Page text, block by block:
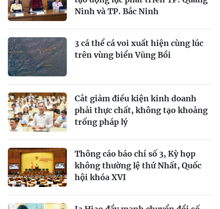
Ninh và TP. Bắc Ninh
3 cá thể cá voi xuất hiện cùng lúc
trên vùng biển Vũng Bồi
Cắt giảm điều kiện kinh doanh
phải thực chất, không tạo khoảng
trống pháp lý
Thông cáo báo chí số 3, Kỳ họp
không thường lệ thứ Nhất, Quốc
hội khóa XVI